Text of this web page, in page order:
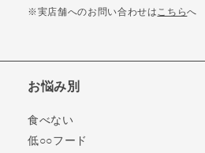
※実店舗へのお問い合わせはこちらへ
お悩み別
食べない
低○○フード